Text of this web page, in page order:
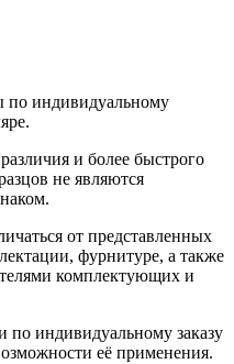
по индивидуальному
и более быстрого
не являются
от представленных
фурнитуре, а также
комплектующих и
индивидуальному заказу
её применения.